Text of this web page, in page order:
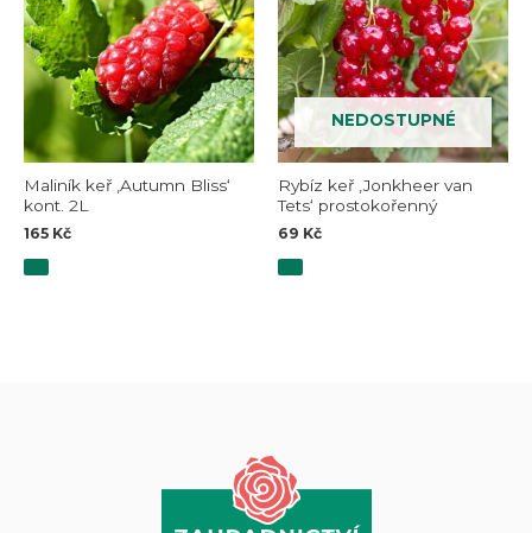
Maliník keř ‚Autumn Bliss‘
kont. 2L
165 Kč
NEDOSTUPNÉ
Rybíz keř ‚Jonkheer van
Tets‘ prostokořenný
69 Kč